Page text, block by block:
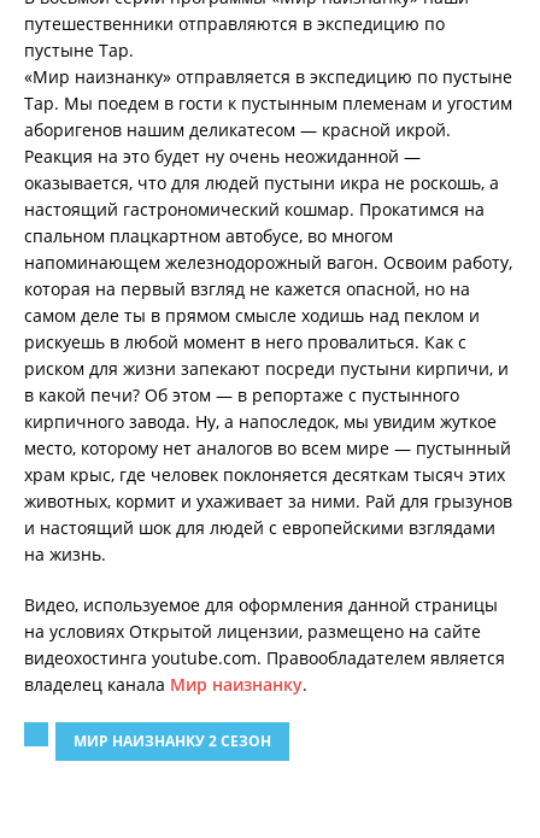
путешественники отправляются в экспедицию по
пустыне Тар.
«Мир наизнанку» отправляется в экспедицию по пустыне
Тар. Мы поедем в гости к пустынным племенам и угостим
аборигенов нашим деликатесом — красной икрой.
Реакция на это будет ну очень неожиданной —
оказывается, что для людей пустыни икра не роскошь, а
настоящий гастрономический кошмар. Прокатимся на
спальном плацкартном автобусе, во многом
напоминающем железнодорожный вагон. Освоим работу,
которая на первый взгляд не кажется опасной, но на
самом деле ты в прямом смысле ходишь над пеклом и
рискуешь в любой момент в него провалиться. Как с
риском для жизни запекают посреди пустыни кирпичи, и
в какой печи? Об этом — в репортаже с пустынного
кирпичного завода. Ну, а напоследок, мы увидим жуткое
место, которому нет аналогов во всем мире — пустынный
храм крыс, где человек поклоняется десяткам тысяч этих
животных, кормит и ухаживает за ними. Рай для грызунов
и настоящий шок для людей с европейскими взглядами
на жизнь.
Видео, используемое для оформления данной страницы
на условиях Открытой лицензии, размещено на сайте
видеохостинга youtube.com. Правообладателем является
владелец канала Мир наизнанку.
МИР НАИЗНАНКУ 2 СЕЗОН